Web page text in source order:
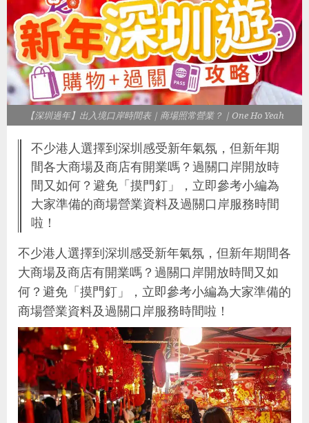
【深圳過年】出入境口岸時間表｜商場照常營業？｜One Ho Yeah
不少港人選擇到深圳感受新年氣氛，但新年期
間各大商場及商店有開業嗎？過關口岸開放時
間又如何？避免「摸門釘」，立即參考小編為
大家準備的商場營業資料及過關口岸服務時間
啦！
不少港人選擇到深圳感受新年氣氛，但新年期間各
大商場及商店有開業嗎？過關口岸開放時間又如
何？避免「摸門釘」，立即參考小編為大家準備的
商場營業資料及過關口岸服務時間啦！